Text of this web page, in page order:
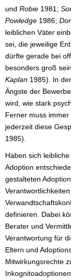
und Robie 1981;
Powledge 1986;
leiblichen Väter
sei, die jeweilige
dürfte gerade bei
besonders groß
Kaplan 1985). In
Ängste der
wird, wie stark
Ferner muss
jederzeit diese
1985).
Haben sich
Adoption
gestalteten
definieren. Dabei
Berater und
Verantwortung für
Eltern und
Mitwirkungsrechte